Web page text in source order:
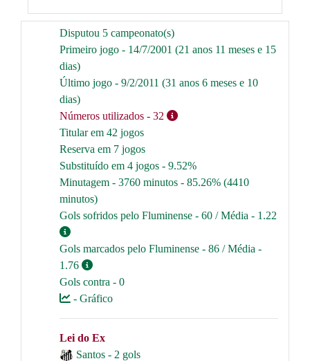
Disputou 5 campeonato(s)
Primeiro jogo - 14/7/2001 (21 anos 11 meses e 15
dias)
Último jogo - 9/2/2011 (31 anos 6 meses e 10
dias)
Números utilizados - 32
Titular em 42 jogos
Reserva em 7 jogos
Substituído em 4 jogos - 9.52%
Minutagem - 3760 minutos - 85.26% (4410
minutos)
Gols sofridos pelo Fluminense - 60 / Média - 1.22
Gols marcados pelo Fluminense - 86 / Média -
1.76
Gols contra - 0
- Gráfico
Lei do Ex
Santos - 2 gols